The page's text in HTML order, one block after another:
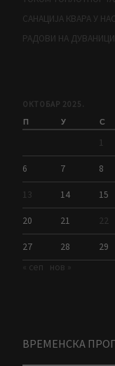
САНАЦИЈА КВАРА У
РАДОВИ НА ДУВАНИЦИ
ОКТОБАР 2025.
П У С
1
6 7 8
13 14 15
20 21 22
27 28 29
« сеп
нов »
ВРЕМЕНСКА